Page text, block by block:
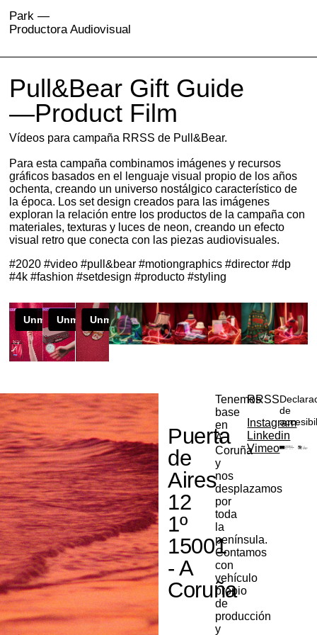
Park —
Productora Audiovisual
Pull&Bear Gift Guide
—Product Film
Vídeos para campaña RRSS de Pull&Bear.
Para esta campaña combinamos imágenes y recursos
gráficos basados en el lenguaje visual propio de los años
ochenta, creando un universo nostálgico característico de
la época. Los set design creados para las imágenes
exploran la relación entre los productos de la campaña con
materiales, texturas y luces de neon, creando un efecto
visual retro que conecta con las piezas audiovisuales.
#2020 #video #pull&bear #motiongraphics #director #dp
#4k #fashion #setdesign #producto #styling
Puerta
de
Aires
12
1º
15001
- A
Coruña
Tenemos
base
en
A
Coruña
y
nos
desplazamos
por
toda
la
península.
Contamos
con
vehículo
propio
de
producción
y
RRSS
Instagram
Linkedin
Vimeo
de